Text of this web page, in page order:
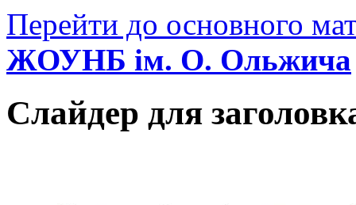
Перейти до основного
ЖОУНБ ім. О. Ольжича
Слайдер для